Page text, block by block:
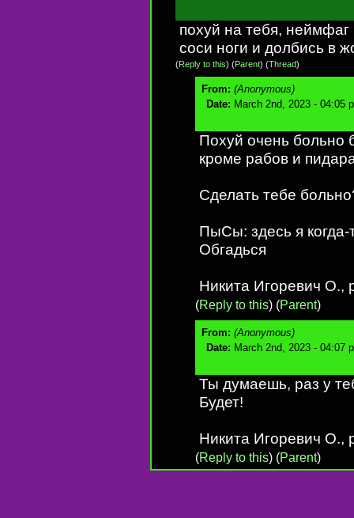
похуй на тебя, неймфаг
соси ноги и долбись в
(Reply to this) (Parent) (Thread)
From: (Anonymous)
Date: March 2nd, 2023 - 04:05
Похуй очень больно
кроме рабов и
Сделать тебе
ПыСы: здесь я
Обгадься
Никита Игоревич О.,
(Reply to this) (Parent)
From: (Anonymous)
Date: March 2nd, 2023 - 04:07
Ты думаешь, раз у
Будет!
Никита Игоревич О.,
(Reply to this) (Parent)